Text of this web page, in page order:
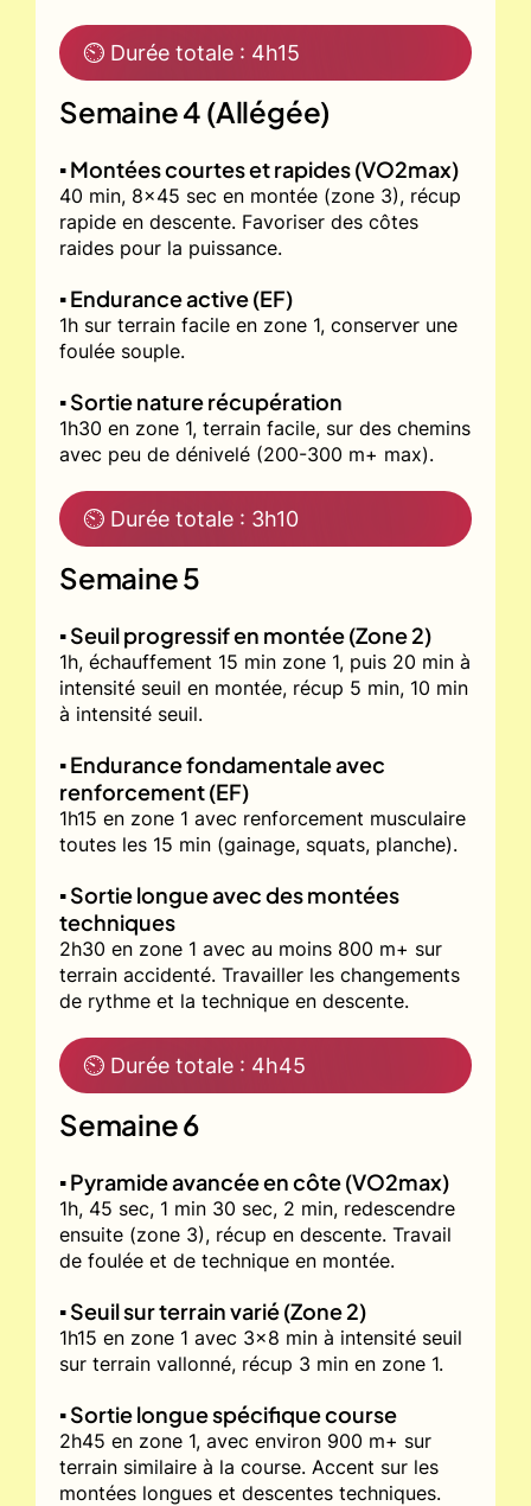
⏲ Durée totale : 4h15
Semaine 4 (Allégée)
▪️ Montées courtes et rapides (VO2max)
40 min, 8x45 sec en montée (zone 3), récup
rapide en descente. Favoriser des côtes
raides pour la puissance.
▪️ Endurance active (EF)
1h sur terrain facile en zone 1, conserver une
foulée souple.
▪️ Sortie nature récupération
1h30 en zone 1, terrain facile, sur des chemins
avec peu de dénivelé (200-300 m+ max).
⏲ Durée totale : 3h10
Semaine 5
▪️ Seuil progressif en montée (Zone 2)
1h, échauffement 15 min zone 1, puis 20 min à
intensité seuil en montée, récup 5 min, 10 min
à intensité seuil.
▪️ Endurance fondamentale avec
renforcement (EF)
1h15 en zone 1 avec renforcement musculaire
toutes les 15 min (gainage, squats, planche).
▪️ Sortie longue avec des montées
techniques
2h30 en zone 1 avec au moins 800 m+ sur
terrain accidenté. Travailler les changements
de rythme et la technique en descente.
⏲ Durée totale : 4h45
Semaine 6
▪️ Pyramide avancée en côte (VO2max)
1h, 45 sec, 1 min 30 sec, 2 min, redescendre
ensuite (zone 3), récup en descente. Travail
de foulée et de technique en montée.
▪️ Seuil sur terrain varié (Zone 2)
1h15 en zone 1 avec 3x8 min à intensité seuil
sur terrain vallonné, récup 3 min en zone 1.
▪️ Sortie longue spécifique course
2h45 en zone 1, avec environ 900 m+ sur
terrain similaire à la course. Accent sur les
montées longues et descentes techniques.